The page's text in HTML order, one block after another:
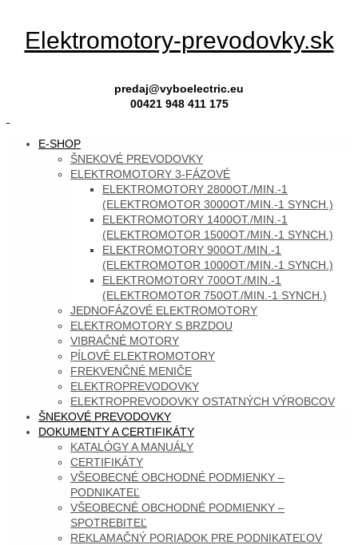
Elektromotory-prevodovky.sk
predaj@vyboelectric.eu
00421 948 411 175
SKIP
E-SHOP
ŠNEKOVÉ PREVODOVKY
ELEKTROMOTORY 3-FÁZOVÉ
ELEKTROMOTORY 2800OT./MIN.-1
(ELEKTROMOTOR 3000OT./MIN.-1 SYNCH.)
ELEKTROMOTORY 1400OT./MIN.-1
(ELEKTROMOTOR 1500OT./MIN.-1 SYNCH.)
ELEKTROMOTORY 900OT./MIN.-1
(ELEKTROMOTOR 1000OT./MIN.-1 SYNCH.)
ELEKTROMOTORY 700OT./MIN.-1
(ELEKTROMOTOR 750OT./MIN.-1 SYNCH.)
JEDNOFÁZOVÉ ELEKTROMOTORY
ELEKTROMOTORY S BRZDOU
VIBRAČNÉ MOTORY
PÍLOVÉ ELEKTROMOTORY
FREKVENČNÉ MENIČE
ELEKTROPREVODOVKY
ELEKTROPREVODOVKY OSTATNÝCH VÝROBCOV
ŠNEKOVÉ PREVODOVKY
DOKUMENTY A CERTIFIKÁTY
KATALÓGY A MANUÁLY
CERTIFIKÁTY
VŠEOBECNÉ OBCHODNÉ PODMIENKY –
PODNIKATEĽ
VŠEOBECNÉ OBCHODNÉ PODMIENKY –
SPOTREBITEĽ
REKLAMAČNÝ PORIADOK PRE PODNIKATEĽOV